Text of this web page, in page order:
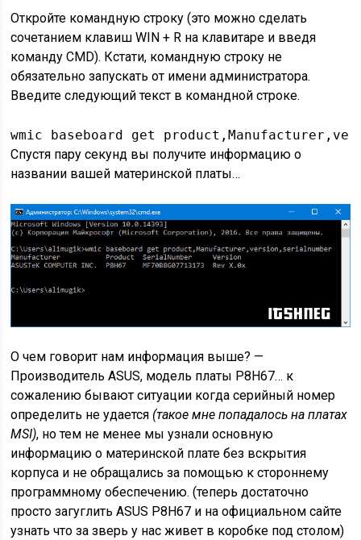
Откройте командную строку (это можно сделать
сочетанием клавиш WIN + R на клавитаре и введя
команду CMD). Кстати, командную строку не
обязательно запускать от имени администратора.
Введите следующий текст в командной строке.
wmic baseboard get
Спустя пару секунд вы получите информацию о
названии вашей материнской платы…
О чем говорит нам информация выше? —
Производитель ASUS, модель платы P8H67… к
сожалению бывают ситуации когда серийный номер
определить не удается (такое мне попадалось на платах
MSI), но тем не менее мы узнали основную
информацию о материнской плате без вскрытия
корпуса и не обращались за помощью к стороннему
программному обеспечению. (теперь достаточно
просто загуглить ASUS P8H67 и на официальном сайте
узнать что за зверь у нас живет в коробке под столом)